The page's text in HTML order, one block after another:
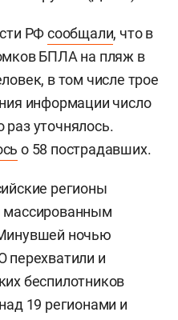
РФсообщали, что в
БПЛА на пляж в
в том числе трое
информации число
уточнялось.
о 58 пострадавших.
регионы
массированным
ночью
перехватили и
беспилотников
19 регионами и